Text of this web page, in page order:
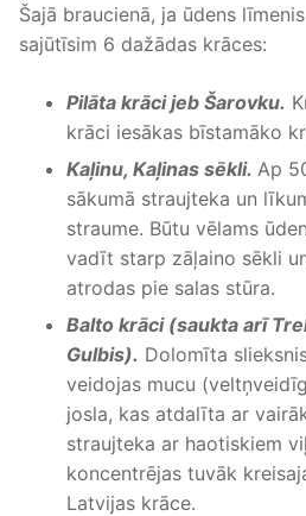
Šajā braucienā, ja ūdens
sajūtīsim 6 dažādas krāces:
Pilāta krāci jeb Šarovku.
krāci iesākas bīstamāko
Kaļinu, Kaļinas sēkli. Ap
sākumā straujteka un
straume. Būtu vēlams
vadīt starp zāļaino sēkli
atrodas pie salas stūra.
Balto krāci (saukta arī
Gulbis). Dolomīta
veidojas mucu
josla, kas atdalīta ar
straujteka ar haotiskiem
koncentrējas tuvāk
Latvijas krāce.